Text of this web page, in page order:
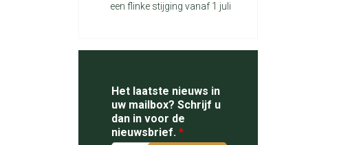
een flinke stijging vanaf 1 juli
Het laatste nieuws in
uw mailbox? Schrijf u
dan in voor de
nieuwsbrief. *